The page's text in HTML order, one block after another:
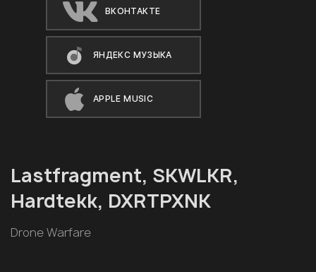
ВКОНТАКТЕ
ЯНДЕКС МУЗЫКА
APPLE MUSIC
Lastfragment, SKWLKR,
Hardtekk, DXRTPXNK
Drone Warfare